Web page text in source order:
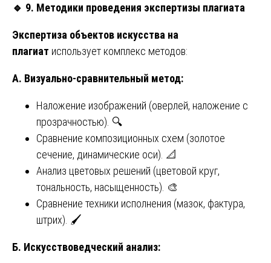
🔹 9. Методики проведения экспертизы плагиата
Экспертиза объектов искусства на
плагиат использует комплекс методов:
А. Визуально-сравнительный метод:
Наложение изображений (оверлей, наложение с
прозрачностью). 🔍
Сравнение композиционных схем (золотое
сечение, динамические оси). 📐
Анализ цветовых решений (цветовой круг,
тональность, насыщенность). 🎨
Сравнение техники исполнения (мазок, фактура,
штрих). 🖌️
Б. Искусствоведческий анализ: